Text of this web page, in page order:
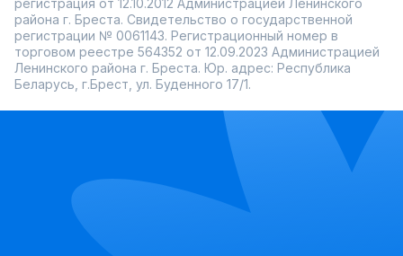
регистрация от 12.10.2012 Администрацией Ленинского
района г. Бреста. Свидетельство о государственной
регистрации № 0061143. Регистрационный номер в
торговом реестре 564352 от 12.09.2023 Администрацией
Ленинского района г. Бреста. Юр. адрес: Республика
Беларусь, г.Брест, ул. Буденного 17/1.